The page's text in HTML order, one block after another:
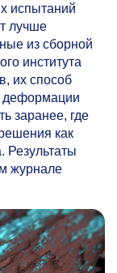
испытаний
лучше
из сборной
института
их способ
деформации
заранее, где
как
Результаты
журнале